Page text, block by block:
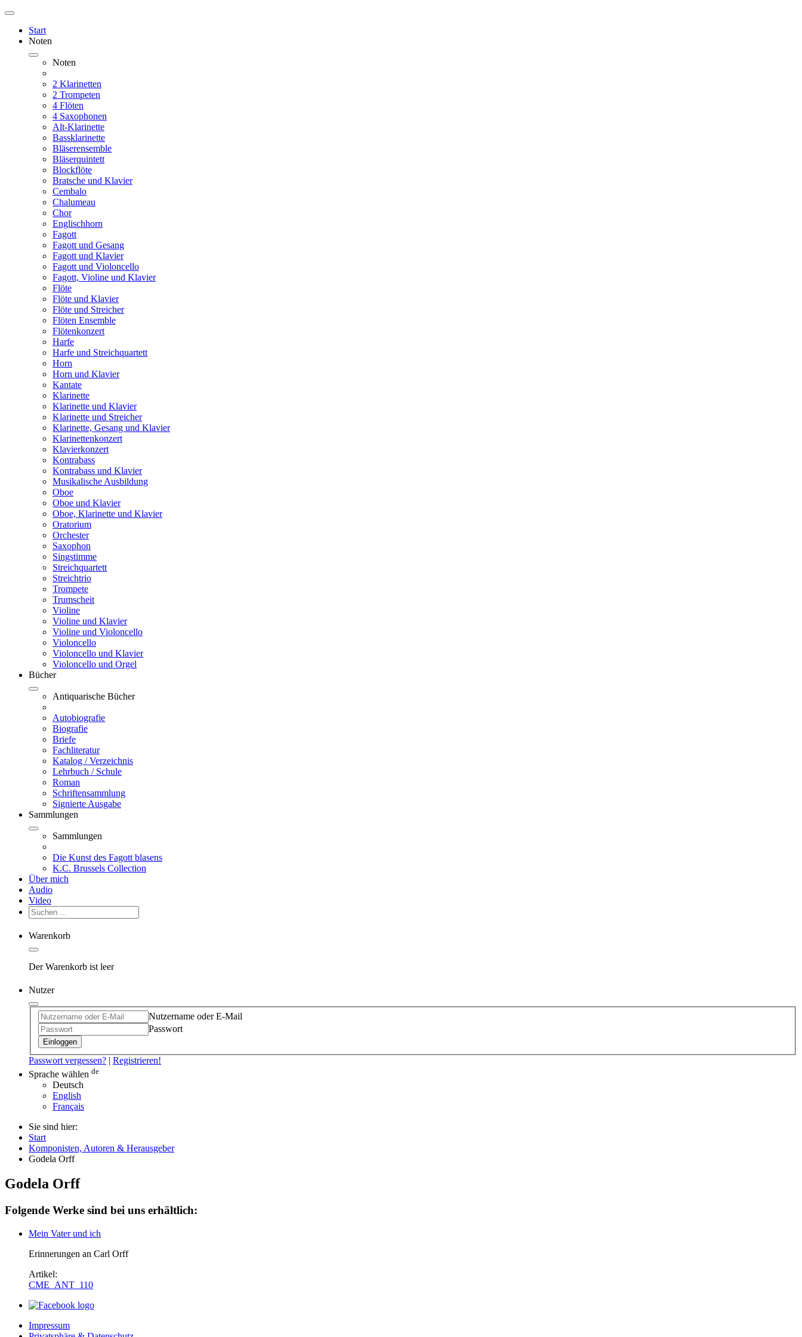
Start
Noten
Noten
2 Klarinetten
2 Trompeten
4 Flöten
4 Saxophonen
Alt-Klarinette
Bassklarinette
Bläserensemble
Bläserquintett
Blockflöte
Bratsche und Klavier
Cembalo
Chalumeau
Chor
Englischhorn
Fagott
Fagott und Gesang
Fagott und Klavier
Fagott und Violoncello
Fagott, Violine und Klavier
Flöte
Flöte und Klavier
Flöte und Streicher
Flöten Ensemble
Flötenkonzert
Harfe
Harfe und Streichquartett
Horn
Horn und Klavier
Kantate
Klarinette
Klarinette und Klavier
Klarinette und Streicher
Klarinette, Gesang und Klavier
Klarinettenkonzert
Klavierkonzert
Kontrabass
Kontrabass und Klavier
Musikalische Ausbildung
Oboe
Oboe und Klavier
Oboe, Klarinette und Klavier
Oratorium
Orchester
Saxophon
Singstimme
Streichquartett
Streichtrio
Trompete
Trumscheit
Violine
Violine und Klavier
Violine und Violoncello
Violoncello
Violoncello und Klavier
Violoncello und Orgel
Bücher
Antiquarische Bücher
Autobiografie
Biografie
Briefe
Fachliteratur
Katalog / Verzeichnis
Lehrbuch / Schule
Roman
Schriftensammlung
Signierte Ausgabe
Sammlungen
Sammlungen
Die Kunst des Fagott blasens
K.C. Brussels Collection
Über mich
Audio
Video
Warenkorb
Der Warenkorb ist leer
Nutzer
Nutzername oder E-Mail
Passwort
Einloggen
Passwort vergessen? | Registrieren!
Sprache wählen de
Deutsch
English
Français
Sie sind hier:
Start
Komponisten, Autoren & Herausgeber
Godela Orff
Godela Orff
Folgende Werke sind bei uns erhältlich:
Mein Vater und ich
Erinnerungen an Carl Orff
Artikel:
CME_ANT_110
Impressum